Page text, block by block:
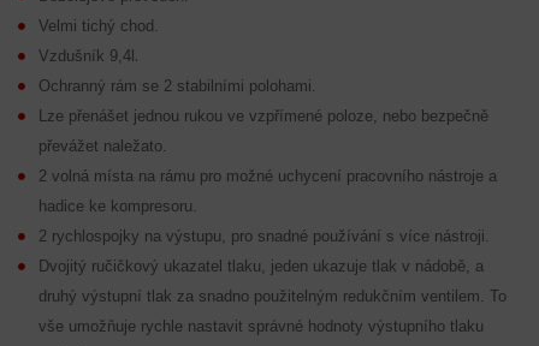
Velmi tichý chod.
Vzdušník 9,4l .
Ochranný rám se 2 stabilními polohami.
Lze přenášet jednou rukou ve vzpřímené poloze, nebo bezpečně
převážet naležato.
2 volná místa na rámu pro možné uchycení pracovního nástroje a
hadice ke kompresoru.
2 rychlospojky na výstupu, pro snadné používání s více nástroji.
Dvojitý ručičkový ukazatel tlaku, jeden ukazuje tlak v nádobě, a
druhý výstupní tlak za snadno použitelným redukčním ventilem. To
vše umožňuje rychle nastavit správné hodnoty výstupního tlaku